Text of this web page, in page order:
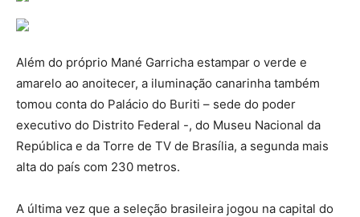
Além do próprio Mané Garricha estampar o verde e
amarelo ao anoitecer, a iluminação canarinha também
tomou conta do Palácio do Buriti – sede do poder
executivo do Distrito Federal -, do Museu Nacional da
República e da Torre de TV de Brasília, a segunda mais
alta do país com 230 metros.
A última vez que a seleção brasileira jogou na capital do